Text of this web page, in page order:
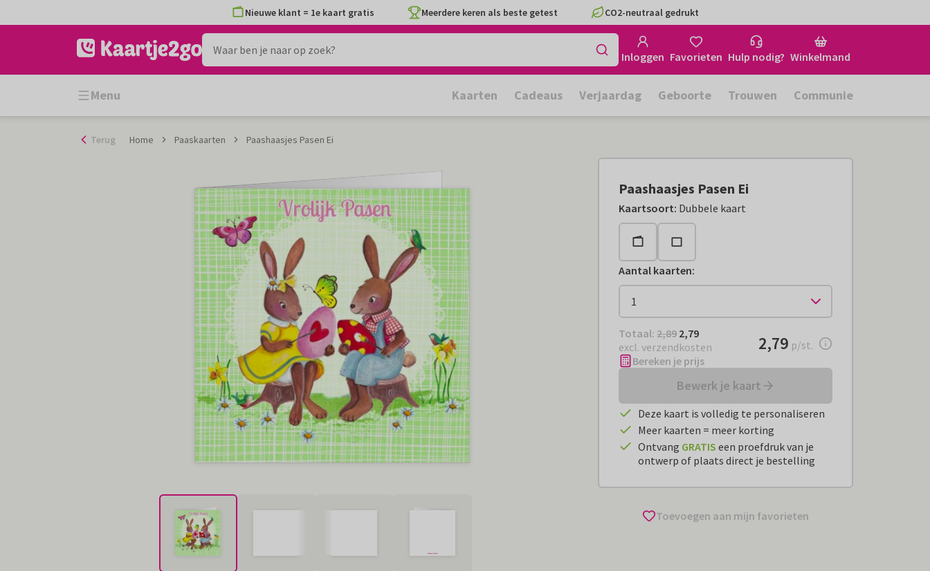
naar
Nieuwe klant = 1e kaart gratis Meerdere keren als beste getest CO2-neutraal gedrukt
Inloggen Favorieten Hulp nodig? Winkelmand
Menu Kaarten Cadeaus Verjaardag Geboorte Trouwen Communie
Terug Home Paaskaarten Paashaasjes Pasen Ei
Paashaasjes Pasen Ei
Kaartsoort: Dubbele kaart
Aantal kaarten:
Totaal: € 2,79
Totaal: 2,89 2,79
excl. verzendkosten
€ 2,79per stuk
2,79 p/st.
Bereken je prijs
Bewerk je kaart
Deze kaart is volledig te personaliseren
Meer kaarten = meer korting
Ontvang GRATIS een proefdruk van je
ontwerp of plaats direct je bestelling
Toevoegen aan mijn favorieten